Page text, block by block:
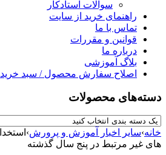
سوالات استادکار
راهنمای خرید از سایت
تماس با ما
قوانین و مقررات
درباره ما
بلاگ آموزشی
اصلاح سفارش محصول / سبد خرید
دسته‌های محصولات
خانه›سایر اخبار آموزش و پرورش›
های غیر مرتبط در پنج سال گذشته